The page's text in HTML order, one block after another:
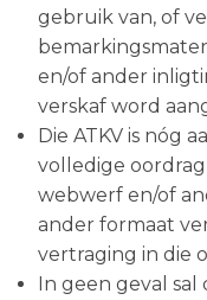
gebruik van, of
en/of ander
verskaf word
Die ATKV is nóg
volledige
webwerf en/of
ander formaat
vertraging in die
In geen geval sal